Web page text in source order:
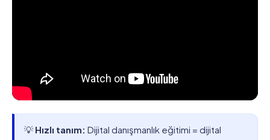
💡 Hızlı tanım: Dijital danışmanlık eğitimi = dijital